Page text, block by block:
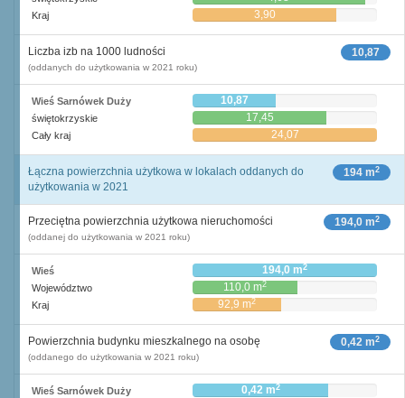
Kraj 3,90
10,87
Liczba izb na 1000 ludności
(oddanych do użytkowania w 2021 roku)
Wieś Sarnówek Duży 10,87
świętokrzyskie 17,45
Cały kraj 24,07
194 m2
Łączna powierzchnia użytkowa w lokalach oddanych do
użytkowania w 2021
194,0 m2
Przeciętna powierzchnia użytkowa nieruchomości
(oddanej do użytkowania w 2021 roku)
Wieś 194,0 m2
Województwo 110,0 m2
Kraj 92,9 m2
0,42 m2
Powierzchnia budynku mieszkalnego na osobę
(oddanego do użytkowania w 2021 roku)
Wieś Sarnówek Duży 0,42 m2